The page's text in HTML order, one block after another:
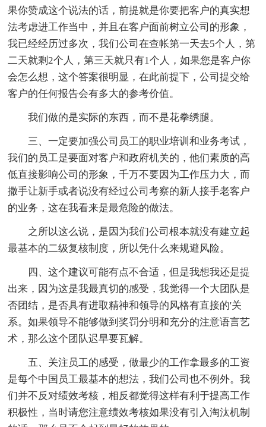
果你赞成这个说法的话，前提就是你要把客户的真实想
法考虑进工作当中，并且在客户面前树立公司的形象，
我已经经历过多次，我们公司在查帐第一天去5个人，第
二天就剩2个人，第三天就只有1个人，如果您是客户你
会怎么想，这个答案很明显，在此前提下，公司提交给
客户的任何报告会有多大的参考价值。
我们做的是实际的东西，而不是花拳绣腿。
三、一定要加强公司员工的职业培训和业务考试，
我们的员工是要面对客户和政府机关的，他们素质的高
低直接影响公司的形象，千万不要因为工作压力大，而
撒手让新手或者说没有经过公司考察的新人接手老客户
的业务，这在我看来是最危险的做法。
之所以这么说，是因为我们公司根本就没有建立起
最基本的二级复核制度，所以凭什么来规避风险。
四、这个建议可能有点不合适，但是我想我还是提
出来，因为这是我最真切的感受，我觉得一个大团队是
否团结，是否具有进取精神和领导的风格有直接的'关
系。如果领导不能够做到奖罚分明和充分的注意语言艺
术，那么这个团队迟早要瓦解。
五、关注员工的感受，做最少的工作拿最多的工资
是每个中国员工最基本的想法，我们公司也不例外。我
们并不反对绩效考核，相反都觉得这样有利于提高工作
积极性，当时请您注意绩效考核如果没有引入淘汰机制